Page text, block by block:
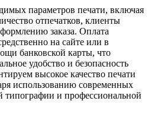
параметров печати, включая
отпечатков, клиенты
заказа. Оплата
на сайте или в
банковской карты, что
удобство и безопасность
высокое качество печати
использованию современных
типографии и профессиональной